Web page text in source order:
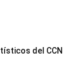
del CCN